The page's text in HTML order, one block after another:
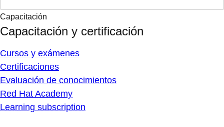
Capacitación
Capacitación y certificación
Cursos y exámenes
Certificaciones
Evaluación de conocimientos
Red Hat Academy
Learning subscription